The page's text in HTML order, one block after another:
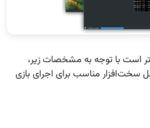
است با توجه به مشخصات زیر،
سخت‌افزار مناسب برای اجرای بازی